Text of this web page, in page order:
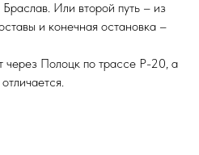
Или второй путь – из
и конечная остановка –
через Полоцк по трассе Р-20, а